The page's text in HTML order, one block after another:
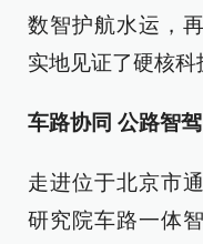
数智护航水运，
实地见证了硬核科
车路协同 公路智驾
走进位于北京市
研究院车路一体